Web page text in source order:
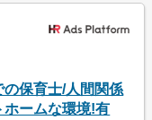
保育士/人間関係
ホームな環境!有